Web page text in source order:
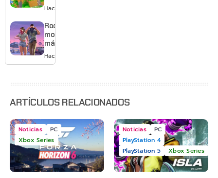
musical
con
mejores
gráficos
y mucho
Mario
Hace 2 días
Rockstar
mostrará
más de
GTA 6 en
agosto
Hace 2 días
ARTÍCULOS RELACIONADOS
Noticias
PC
Xbox Series
Noticias
PC
PlayStation 4
PlayStation 5
Xbox Series